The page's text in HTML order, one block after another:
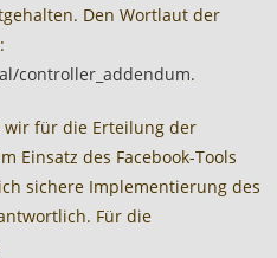
Den Wortlaut der
controller_addendum.
wir für die Erteilung der
Einsatz des Facebook-Tools
sichere Implementierung des
Für die